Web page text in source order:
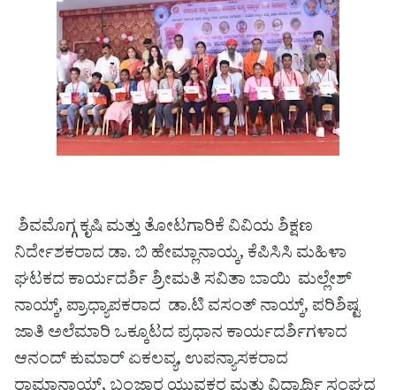
ಶಿವಮೊಗ್ಗ ಕೃಷಿ ಮತ್ತು ತೋಟಗಾರಿಕೆ ವಿವಿಯ ಶಿಕ್ಷಣ
ನಿರ್ದೇಶಕರಾದ ಡಾ. ಬಿ ಹೇಮ್ಲಾನಾಯ್ಕ, ಕೆಪಿಸಿಸಿ ಮಹಿಳಾ
ಘಟಕದ ಕಾರ್ಯದರ್ಶಿ ಶ್ರೀಮತಿ ಸವಿತಾ ಬಾಯಿ ಮಲ್ಲೇಶ್
ನಾಯ್ಕ್, ಪ್ರಾಧ್ಯಾಪಕರಾದ ಡಾ.ಟಿ ವಸಂತ್ ನಾಯ್ಕ್, ಪರಿಶಿಷ್ಟ
ಜಾತಿ ಅಲೆಮಾರಿ ಒಕ್ಕೂಟದ ಪ್ರಧಾನ ಕಾರ್ಯದರ್ಶಿಗಳಾದ
ಆನಂದ್ ಕುಮಾರ್ ಏಕಲವ್ಯ, ಉಪನ್ಯಾಸಕರಾದ